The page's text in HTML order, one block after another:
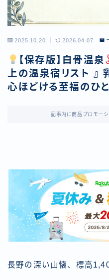
2025.10.20 2026.04.07
【保存版】白骨温泉
上の温泉宿リスト 』
心ほどける至福のひ
記事内に商品プロモー
長野の深い山懐、標高